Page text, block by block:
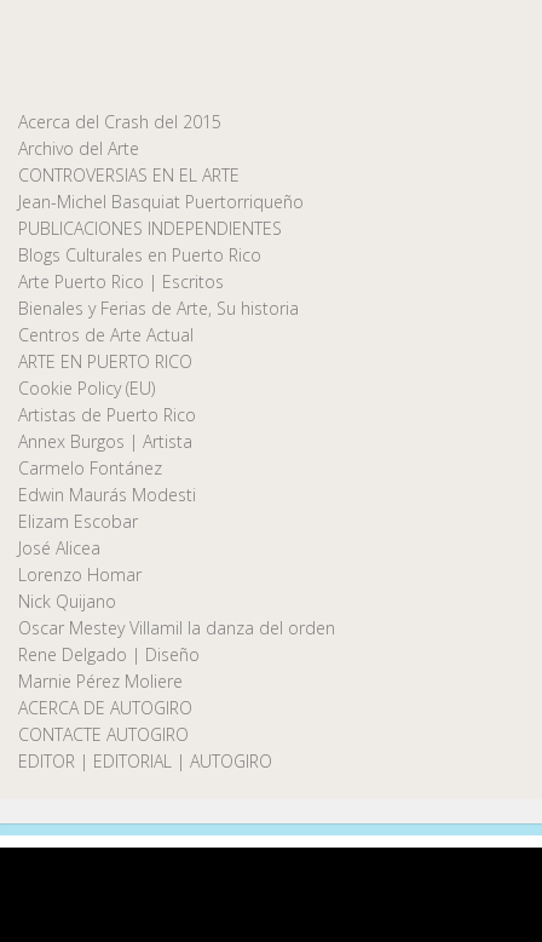
Acerca del Crash del 2015
Archivo del Arte
CONTROVERSIAS EN EL ARTE
Jean-Michel Basquiat Puertorriqueño
PUBLICACIONES INDEPENDIENTES
Blogs Culturales en Puerto Rico
Arte Puerto Rico | Escritos
Bienales y Ferias de Arte, Su historia
Centros de Arte Actual
ARTE EN PUERTO RICO
Cookie Policy (EU)
Artistas de Puerto Rico
Annex Burgos | Artista
Carmelo Fontánez
Edwin Maurás Modesti
Elizam Escobar
José Alicea
Lorenzo Homar
Nick Quijano
Oscar Mestey Villamil la danza del orden
Rene Delgado | Diseño
Marnie Pérez Moliere
ACERCA DE AUTOGIRO
CONTACTE AUTOGIRO
EDITOR | EDITORIAL | AUTOGIRO